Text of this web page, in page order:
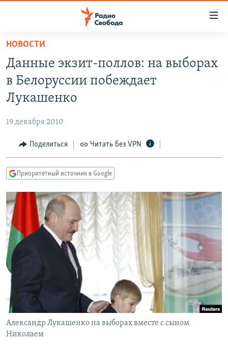
упрощенного
доступа
Вернуться
основному
Вернутся
Вернутся
поиску
ПОДКАСТЫ
АВТОРСКИЕ ПРОЕКТЫ
МНЕНИЯ
КУЛЬТУРА
КАВКАЗ.РЕАЛИИ
СЕВЕР.РЕАЛИИ
СИБИРЬ.РЕАЛИИ
РАСПИСАНИЕ ВЕЩАНИЯ
ПОДПИШИТЕСЬ НА РАССЫЛКУ
СОЦИАЛЬНЫЕ СЕТИ
НОВОСТИ
Данные экзит-поллов: на выборах
в Белоруссии побеждает
Лукашенко
19 декабря 2010
Поделиться Читать без VPN
Приоритетный источник в Google
Александр Лукашенко на выборах вместе с сыном
Николаем